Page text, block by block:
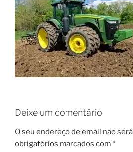
Deixe um comentário
O seu endereço de email não
obrigatórios marcados com *